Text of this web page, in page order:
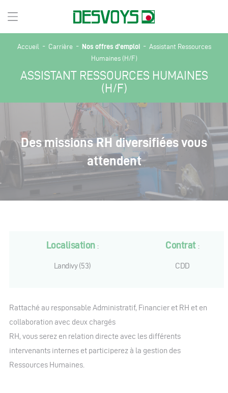
Accueil - Carrière- Nos offres d'emploi- Assistant Ressources
Humaines (H/F)
ASSISTANT RESSOURCES HUMAINES
(H/F)
Des missions RH diversifiées vous
attendent
Localisation :
Landivy (53)
Contrat :
CDD
Rattaché au responsable Administratif, Financier et RH et en
collaboration avec deux chargés
RH, vous serez en relation directe avec les différents
intervenants internes et participerez à la gestion des
Ressources Humaines.